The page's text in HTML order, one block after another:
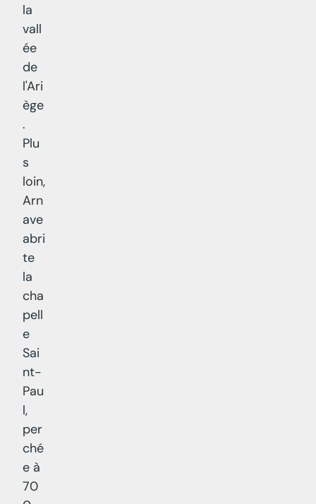
la
vall
ée
de
l'Ari
ège
.
Plu
s
loin,
Arn
ave
abri
te
la
cha
pell
e
Sai
nt-
Pau
l,
per
ché
e à
70